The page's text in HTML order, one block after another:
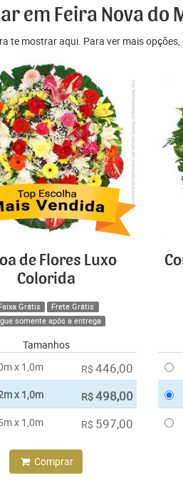
em Feira Nova do
te mostrar aqui. Para ver mais
de Flores Luxo
Colorida
Grátis
Frete Grátis
somente após a entrega
Tamanhos
x 1,0m
R$ 446,00
x 1,0m R$498,00
x 1,0m R$ 597,00
Comprar